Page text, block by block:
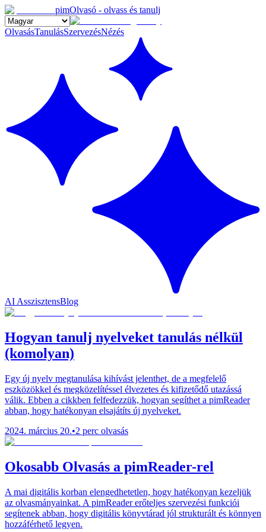
pimOlvasó - olvass és tanulj
OlvasásTanulásSzervezésNézés
AI AsszisztensBlog
Hogyan tanulj nyelveket tanulás nélkül
(komolyan)
Egy új nyelv megtanulása kihívást jelenthet, de a megfelelő
eszközökkel és megközelítéssel élvezetes és kifizetődő utazássá
válik. Ebben a cikkben felfedezzük, hogyan segíthet a pimReader
abban, hogy hatékonyan elsajátíts új nyelveket.
2024. március 20.•2 perc olvasás
Okosabb Olvasás a pimReader-rel
A mai digitális korban elengedhetetlen, hogy hatékonyan kezeljük
az olvasmányainkat. A pimReader erőteljes szervezési funkciói
segítenek abban, hogy digitális könyvtárad jól strukturált és könnyen
hozzáférhető legyen.